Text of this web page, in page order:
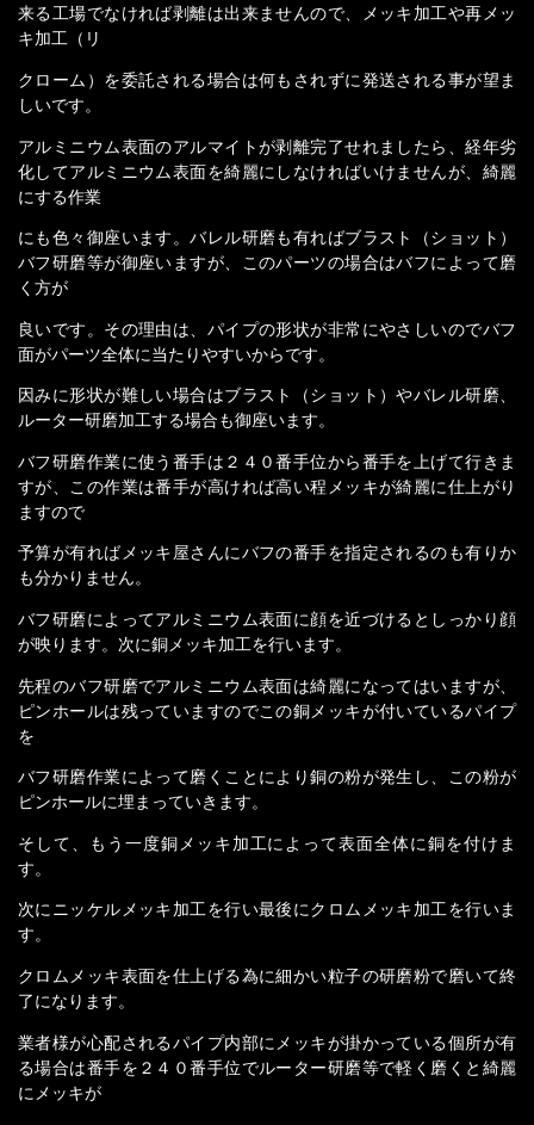
来る工場でなければ剥離は出来ませんので、メッキ加工や再メッ
キ加工（リ
クローム）を委託される場合は何もされずに発送される事が望ま
しいです。
アルミニウム表面のアルマイトが剥離完了せれましたら、経年劣
化してアルミニウム表面を綺麗にしなければいけませんが、綺麗
にする作業
にも色々御座います。バレル研磨も有ればブラスト（ショット）
バフ研磨等が御座いますが、このパーツの場合はバフによって磨
く方が
良いです。その理由は、パイプの形状が非常にやさしいのでバフ
面がパーツ全体に当たりやすいからです。
因みに形状が難しい場合はブラスト（ショット）やバレル研磨、
ルーター研磨加工する場合も御座います。
バフ研磨作業に使う番手は２４０番手位から番手を上げて行きま
すが、この作業は番手が高ければ高い程メッキが綺麗に仕上がり
ますので
予算が有ればメッキ屋さんにバフの番手を指定されるのも有りか
も分かりません。
バフ研磨によってアルミニウム表面に顔を近づけるとしっかり顔
が映ります。次に銅メッキ加工を行います。
先程のバフ研磨でアルミニウム表面は綺麗になってはいますが、
ピンホールは残っていますのでこの銅メッキが付いているパイプ
を
バフ研磨作業によって磨くことにより銅の粉が発生し、この粉が
ピンホールに埋まっていきます。
そして、もう一度銅メッキ加工によって表面全体に銅を付けま
す。
次にニッケルメッキ加工を行い最後にクロムメッキ加工を行いま
す。
クロムメッキ表面を仕上げる為に細かい粒子の研磨粉で磨いて終
了になります。
業者様が心配されるパイプ内部にメッキが掛かっている個所が有
る場合は番手を２４０番手位でルーター研磨等で軽く磨くと綺麗
にメッキが